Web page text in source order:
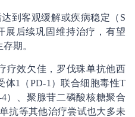
到客观缓解或疾病稳定（S
展后续巩固维持治疗，有望
期。
疗效欠佳，罗伐珠单抗他西
体1（PD-1）联合细胞毒性T
）、聚腺苷二磷酸核糖聚合
抗等其他治疗尝试也大多未